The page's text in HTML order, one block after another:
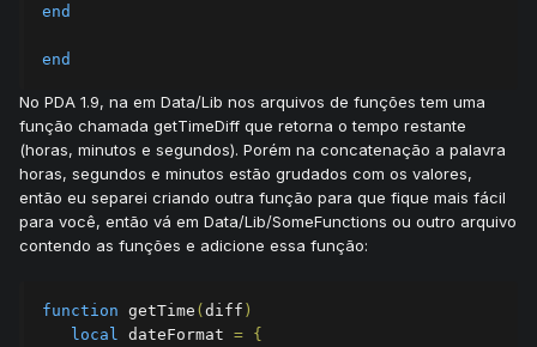
end
end
No PDA 1.9, na em Data/Lib nos arquivos de funções tem uma
função chamada getTimeDiff que retorna o tempo restante
(horas, minutos e segundos). Porém na concatenação a palavra
horas, segundos e minutos estão grudados com os valores,
então eu separei criando outra função para que fique mais fácil
para você, então vá em Data/Lib/SomeFunctions ou outro arquivo
contendo as funções e adicione essa função:
function getTime ( diff )
local
dateFormat = {